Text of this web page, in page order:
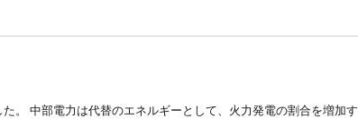
。 中部電力は代替のエネルギーとして、火力発電の割合を増加す